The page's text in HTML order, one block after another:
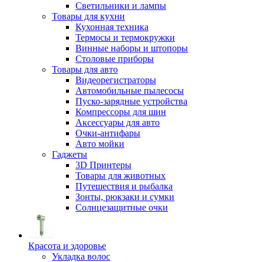
Светильники и лампы
Товары для кухни
Кухонная техника
Термосы и термокружки
Винные наборы и штопоры
Столовые приборы
Товары для авто
Видеорегистраторы
Автомобильные пылесосы
Пуско-зарядные устройства
Компрессоры для шин
Аксессуары для авто
Очки-антифары
Авто мойки
Гаджеты
3D Принтеры
Товары для животных
Путешествия и рыбалка
Зонты, рюкзаки и сумки
Солнцезащитные очки
Красота и здоровье
Укладка волос